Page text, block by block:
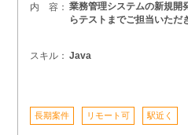
内 容： 業務管理システムの新規開
らテストまでご担当いただ
スキル： Java
長期案件 リモート可 駅近く